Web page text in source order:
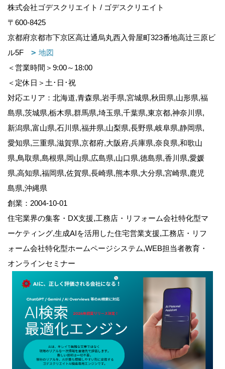
株式会社ゴデスクリエイト / ゴデスクリエイト
〒600-8425
京都府京都市下京区高辻通烏丸西入骨屋町323番地高辻三原ビ
ル5F
地図
＜営業時間＞9:00～18:00
＜定休日＞土･日･祝
対応エリア：北海道,青森県,岩手県,宮城県,秋田県,山形県,福
島県,茨城県,栃木県,群馬県,埼玉県,千葉県,東京都,神奈川県,
新潟県,富山県,石川県,福井県,山梨県,長野県,岐阜県,静岡県,
愛知県,三重県,滋賀県,京都府,大阪府,兵庫県,奈良県,和歌山
県,鳥取県,島根県,岡山県,広島県,山口県,徳島県,香川県,愛媛
県,高知県,福岡県,佐賀県,長崎県,熊本県,大分県,宮崎県,鹿児
島県,沖縄県
創業：2004-10-01
住宅業界の集客・DX支援,工務店・リフォーム会社特化型マ
ーケティング,生成AIを活用した住宅営業支援,工務店・リフ
ォーム会社特化型ホームページシステム,WEB担当者教育・
オンラインセミナー